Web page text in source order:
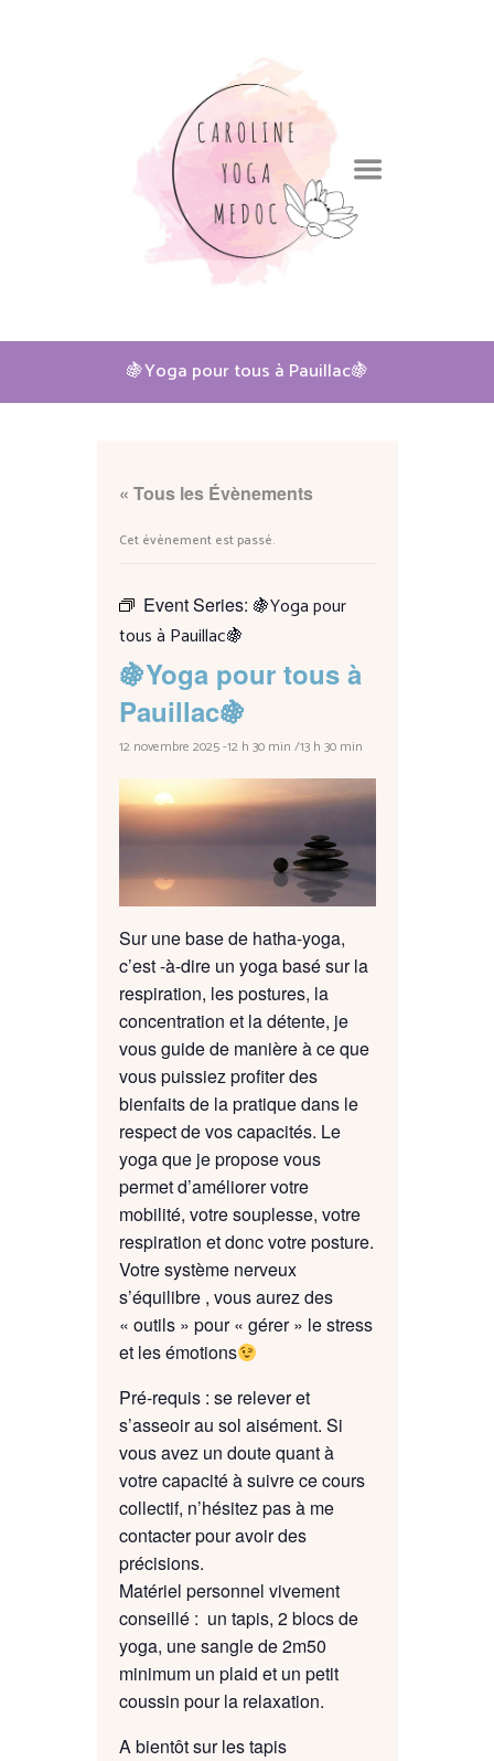
🍇Yoga pour tous à Pauillac🍇
« Tous les Évènements
Cet évènement est passé.
Event Series: 🍇Yoga pour
tous à Pauillac🍇
🍇Yoga pour tous à
Pauillac🍇
12 novembre 2025 -12 h 30 min /13 h 30 min
Sur une base de hatha-yoga,
c’est -à-dire un yoga basé sur la
respiration, les postures, la
concentration et la détente, je
vous guide de manière à ce que
vous puissiez profiter des
bienfaits de la pratique dans le
respect de vos capacités. Le
yoga que je propose vous
permet d’améliorer votre
mobilité, votre souplesse, votre
respiration et donc votre posture.
Votre système nerveux
s’équilibre , vous aurez des
« outils » pour « gérer » le stress
et les émotions
Pré-requis : se relever et
s’asseoir au sol aisément. Si
vous avez un doute quant à
votre capacité à suivre ce cours
collectif, n’hésitez pas à me
contacter pour avoir des
précisions.
Matériel personnel vivement
conseillé : un tapis, 2 blocs de
yoga, une sangle de 2m50
minimum un plaid et un petit
coussin pour la relaxation.
A bientôt sur les tapis